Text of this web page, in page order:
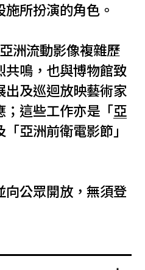
所扮演的角色。
洲流動影像複雜歷
共鳴，也與博物館致
出及巡迴放映藝術家
這些工作亦是「 亞
「亞洲前衛電影節」
向公眾開放，無須登